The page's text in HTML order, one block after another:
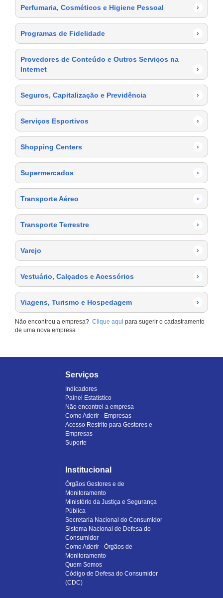
Perfumaria, Cosméticos e Higiene Pessoal ›
Programas de Fidelidade ›
Provedores de Conteúdo e Outros Serviços na
Internet
›
Seguros, Capitalização e Previdência ›
Serviços Esportivos ›
Shopping Centers ›
Supermercados ›
Transporte Aéreo ›
Transporte Terrestre ›
Varejo ›
Vestuário, Calçados e Acessórios ›
Viagens, Turismo e Hospedagem ›
Não encontrou a empresa? Clique aqui para sugerir o cadastramento
de uma nova empresa
Serviços
Indicadores
Painel Estatístico
Não encontrei a empresa
Como Aderir - Empresas
Acesso Restrito para Gestores e
Empresas
Suporte
Institucional
Órgãos Gestores e de
Monitoramento
Ministério da Justiça e Segurança
Pública
Secretaria Nacional do Consumidor
Sistema Nacional de Defesa do
Consumidor
Como Aderir - Órgãos de
Monitoramento
Quem Somos
Código de Defesa do Consumidor
(CDC)